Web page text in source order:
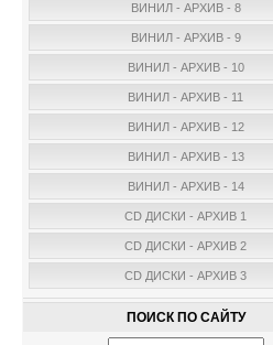
ВИНИЛ - АРХИВ - 8
ВИНИЛ - АРХИВ - 9
ВИНИЛ - АРХИВ - 10
ВИНИЛ - АРХИВ - 11
ВИНИЛ - АРХИВ - 12
ВИНИЛ - АРХИВ - 13
ВИНИЛ - АРХИВ - 14
CD ДИСКИ - АРХИВ 1
CD ДИСКИ - АРХИВ 2
CD ДИСКИ - АРХИВ 3
ПОИСК ПО САЙТУ